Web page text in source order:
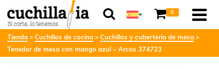
0
Tienda Cuchillos de cocina
Cuchillos y cubertería de mesa
Tenedor de mesa con mango azul – Arcos 374723